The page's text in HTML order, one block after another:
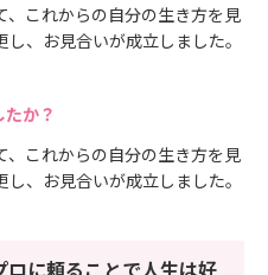
、これからの自分の生き方を見
、お見合いが成立しました。
か？
、これからの自分の生き方を見
、お見合いが成立しました。
に頼ることで人生は好